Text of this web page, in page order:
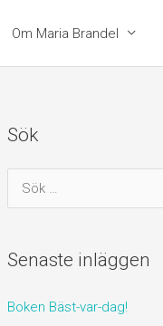
Om Maria Brandel
Sök
ö
e
t
Senaste inläggen
Boken Bäst-var-dag!